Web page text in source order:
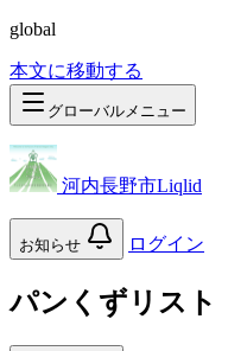
global
本文に移動する
グローバルメニュー
河内長野市Liqlid
お知らせ ログイン
パンくずリスト